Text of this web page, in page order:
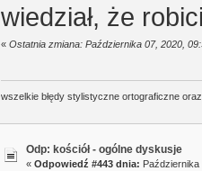
wiedział, że
« Ostatnia zmiana: Października 07, 2020,
wszelkie błędy stylistyczne ortograficzne
Odp: kościół - ogólne dyskusje
« Odpowiedź #443 dnia: Października